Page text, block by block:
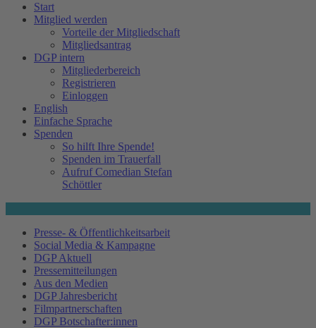
Start
Mitglied werden
Vorteile der Mitgliedschaft
Mitgliedsantrag
DGP intern
Mitgliederbereich
Registrieren
Einloggen
English
Einfache Sprache
Spenden
So hilft Ihre Spende!
Spenden im Trauerfall
Aufruf Comedian Stefan
Schöttler
Presse- & Öffentlichkeitsarbeit
Social Media & Kampagne
DGP Aktuell
Pressemitteilungen
Aus den Medien
DGP Jahresbericht
Filmpartnerschaften
DGP Botschafter:innen